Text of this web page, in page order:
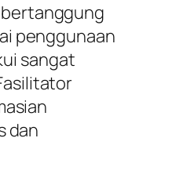
penggunaan
sangat
dan